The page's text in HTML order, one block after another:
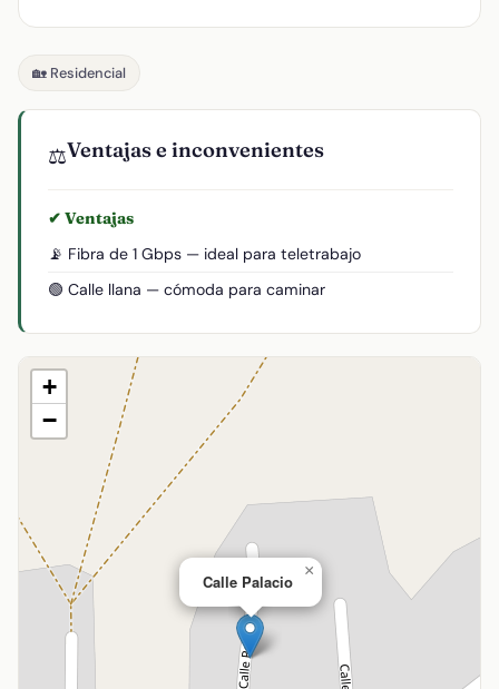
🏡 Residencial
⚖️Ventajas e inconvenientes
✔ Ventajas
📡 Fibra de 1 Gbps — ideal para teletrabajo
🟢 Calle llana — cómoda para caminar
Calle Palacio
×
+
−